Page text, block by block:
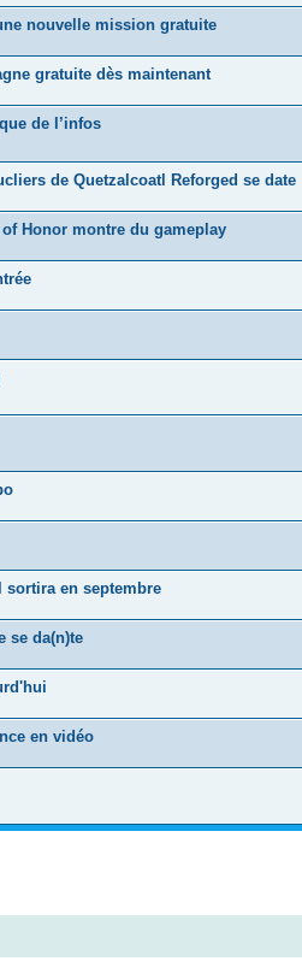
nouvelle mission gratuite
gratuite dès maintenant
de l’infos
de Quetzalcoatl Reforged se date
Honor montre du gameplay
sortira en septembre
se da(n)te
en vidéo